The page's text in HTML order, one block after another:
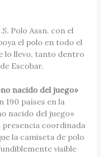
Polo Assn. con el
el polo en todo el
lo llevo, tanto dentro
Escobar.
nacido del juego»
190 países en la
nacido del juego»
presencia coordinada
la camiseta de polo
visible